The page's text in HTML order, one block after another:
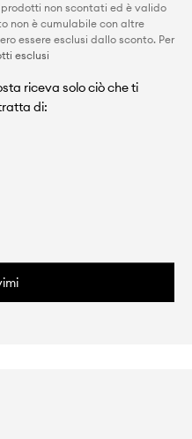
non scontati ed è valido
non è cumulabile con altre
essere esclusi dallo sconto. Per
esclusi
riceva solo ciò che ti
di: